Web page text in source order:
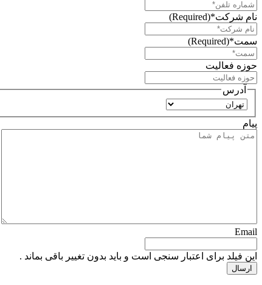
نام شرکت*(Required)
سمت*(Required)
حوزه فعالیت
آدرس
استان
پیام
Email
این فیلد برای اعتبار سنجی است و باید بدون تغییر باقی بماند .